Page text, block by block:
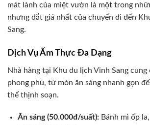
mát lành của miệt vườn là một trong
nhưng đắt giá nhất của chuyến đi đến
Sang.
Dịch Vụ Ẩm Thực Đa Dạng
Nhà hàng tại Khu du lịch Vinh Sang
phong phú, từ món ăn sáng nhanh gọn
thể thịnh soạn.
Ăn sáng (50.000đ/suất):Bánh mì ốp